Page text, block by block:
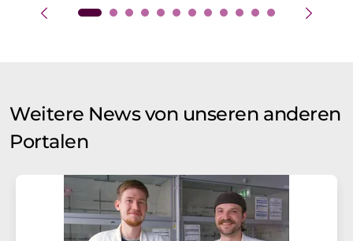
Weitere News von unseren anderen
Portalen